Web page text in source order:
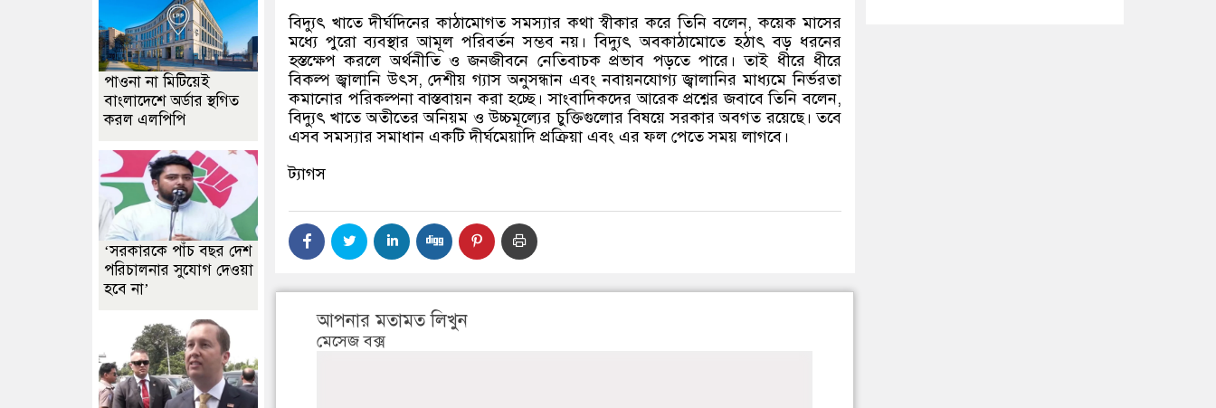
বিদ্যুৎ খাতে দীর্ঘদিনের কাঠামোগত সমস্যার কথা স্বীকার করে তিনি বলেন,কয়েক মাসের
মধ্যে পুরো ব্যবস্থার আমূল পরিবর্তন সম্ভব নয়। বিদ্যুৎ অবকাঠামোতে হঠাৎ বড় ধরনের
হস্তক্ষেপ করলে অর্থনীতি ও জনজীবনে নেতিবাচক প্রভাব পড়তে পারে। তাই ধীরে ধীরে
বিকল্প জ্বালানি উৎস,দেশীয় গ্যাস অনুসন্ধান এবং নবায়নযোগ্য জ্বালানির মাধ্যমে নির্ভরতা
কমানোর পরিকল্পনা বাস্তবায়ন করা হচ্ছে। সাংবাদিকদের আরেক প্রশ্নের জবাবে তিনি বলেন,
বিদ্যুৎ খাতে অতীতের অনিয়ম ও উচ্চমূল্যের চুক্তিগুলোর বিষয়ে সরকার অবগত রয়েছে। তবে
এসব সমস্যার সমাধান একটি দীর্ঘমেয়াদি প্রক্রিয়া এবং এর ফল পেতে সময় লাগবে।
ট্যাগস
আপনার মতামত লিখুন
মেসেজ বক্স
পাওনা না মিটিয়েই
বাংলাদেশে অর্ডার স্থগিত
করল এলপিপি
‘সরকারকে পাঁচ বছর দেশ
পরিচালনার সুযোগ দেওয়া
হবে না’